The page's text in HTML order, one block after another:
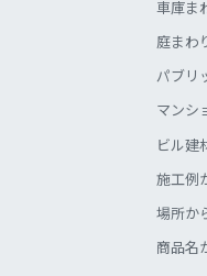
車庫ま
庭まわ
パブリ
マンシ
ビル建
施工例
場所か
商品名